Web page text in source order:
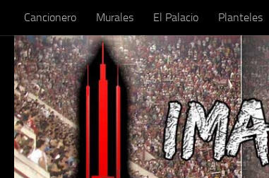
Skip to content
Cancionero Murales El Palacio Planteles